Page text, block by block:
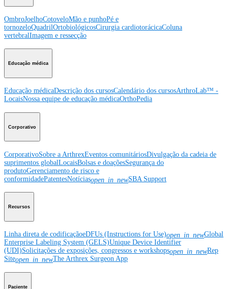
OmbroJoelhoCotoveloMão e punhoPé e
tornozeloQuadrilOrtobiológicosCirurgia cardiotorácicaColuna
vertebralImagem e ressecção
Educação médica
Educação médicaDescrição dos cursosCalendário dos cursosArthroLab™ -
LocaisNossa equipe de educação médicaOrthoPedia
Corporativo
CorporativoSobre a ArthrexEventos comunitáriosDivulgação da cadeia de
suprimentos globalLocaisBolsas e doaçõesSegurança do
produtoGerenciamento de risco e
conformidadePatentesNotíciasopen_in_newSBA Support
Recursos
Linha direta de codificaçãoeDFUs (Instructions for Use)open_in_newGlobal
Enterprise Labeling System (GELS)Unique Device Identifier
(UDI)Solicitações de exposições, congressos e workshopsopen_in_newRep
Siteopen_in_newThe Arthrex Surgeon App
Paciente